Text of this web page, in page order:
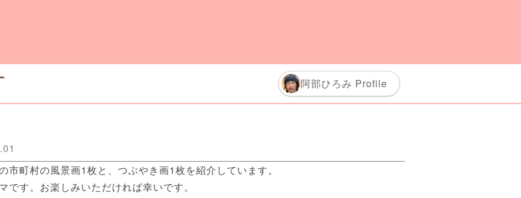
阿部ひろみ Profile
町村の風景画1枚と、つぶやき画1枚を紹介しています。
す。お楽しみいただければ幸いです。